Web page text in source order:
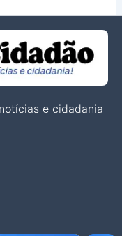
e cidadania